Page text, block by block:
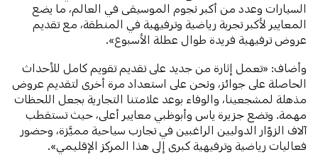
السيارات وعدد من أكبر نجوم الموسيقى في العالم، ما يضع
المعايير لأكبر تجربة رياضية وترفيهية في المنطقة، مع تقديم
عروض ترفيهية فريدة طوال عطلة الأسبوع».
وأضاف: «تعمل إثارة من جديد على تقديم تقويم كامل للأحداث
الحاصلة على جوائز، ونحن على استعداد مرة أخرى لتقديم عروض
مذهلة لمشجعينا، والوفاء بوعد علامتنا التجارية بجعل اللحظات
مهمة. وتضع جزيرة ياس وأبوظبي معايير أعلى، حيث تستقطب
آلاف الزوّار الدوليين الراغبين في تجارب سياحية مميَّزة، وحضور
فعاليات رياضية وترفيهية كبرى إلى هذا المركز الإقليمي».